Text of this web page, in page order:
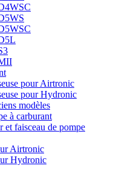
pour Airtronic
pour Hydronic
modèles
à carburant
et faisceau de pompe
Airtronic
Hydronic